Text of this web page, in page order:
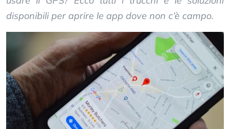
disponibili per aprire le app dove non c’è campo.